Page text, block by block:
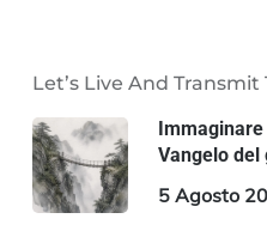
Let’s Live And Transmit
Vangelo del
5 Agosto